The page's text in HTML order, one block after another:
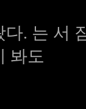
다. 는 서
봐도